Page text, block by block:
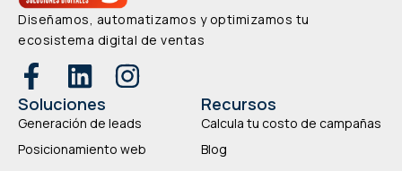
Diseñamos, automatizamos y optimizamos tu
ecosistema digital de ventas
Soluciones
Generación de leads
Posicionamiento web
Recursos
Calcula tu costo de campañas
Blog